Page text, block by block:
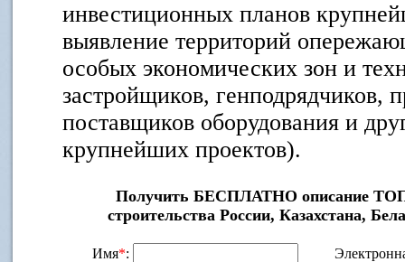
инвестиционных планов
выявление территорий
особых экономических зон и
застройщиков, генподрядчиков,
поставщиков оборудования и
крупнейших проектов).
Получить БЕСПЛАТНО описание
строительства России, Казахстана,
Имя*: